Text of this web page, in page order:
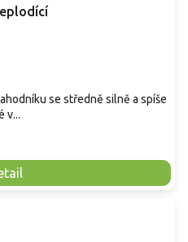
se středně silně a spíše
v...